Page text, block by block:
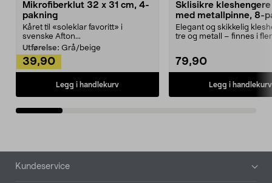
Mikrofiberklut 32 x 31 cm, 4-
pakning
Kåret til «soleklar favoritt» i
svenske Afton...
Utførelse: Grå/beige
39,90
Legg i handlekurv
Sklisikre
med metallpinne, 8-
Elegant og skikkelig
tre og metall – finnes i
79,90
Legg i handlekurv
Bunntekst
Kundeservice